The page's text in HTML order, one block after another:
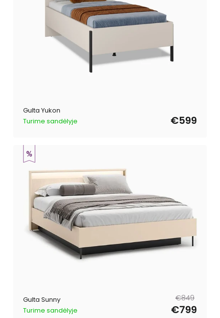
Gulta Yukon
Turime sandėlyje
€599
Gulta Sunny
Turime sandėlyje
Parastā€849
Pārdošanas
€799